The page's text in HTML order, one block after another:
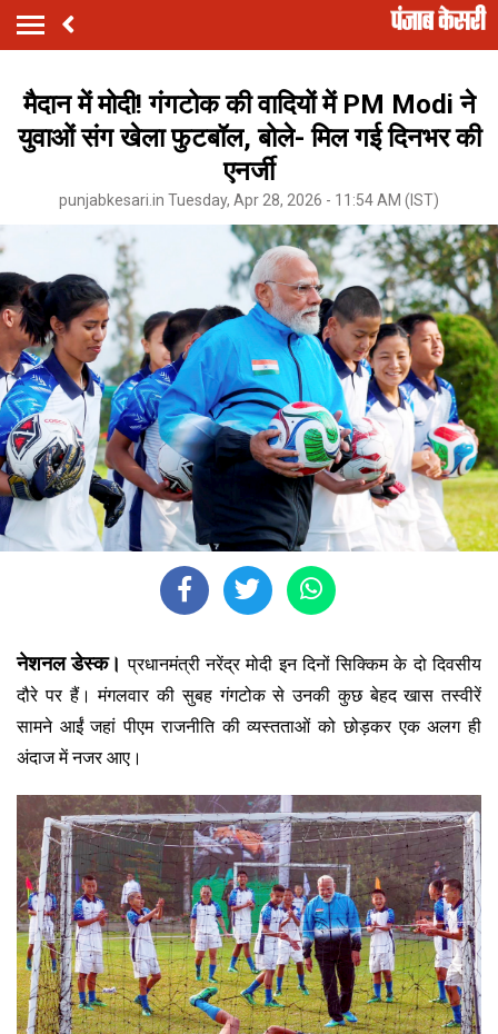
मैदान में मोदी! गंगटोक की वादियों में PM Modi ने
युवाओं संग खेला फुटबॉल, बोले- मिल गई दिनभर की
एनर्जी
punjabkesari.in Tuesday, Apr 28, 2026 - 11:54 AM (IST)
नेशनल डेस्क।प्रधानमंत्री नरेंद्र मोदी इन दिनों सिक्किम के दो दिवसीय
दौरे पर हैं। मंगलवार की सुबह गंगटोक से उनकी कुछ बेहद खास तस्वीरें
सामने आईं जहां पीएम राजनीति की व्यस्तताओं को छोड़कर एक अलग ही
अंदाज में नजर आए।